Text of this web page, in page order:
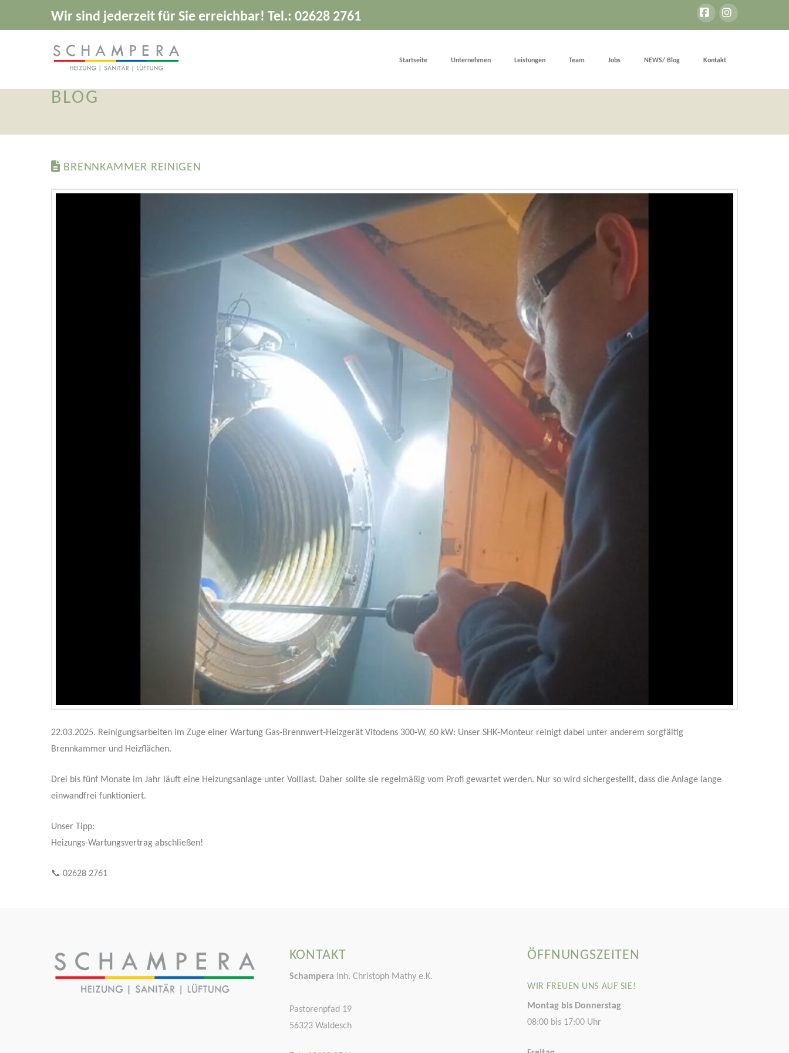
Wir sind jederzeit für Sie erreichbar! Tel.: 02628 2761
FacebookInstagram
Startseite Unternehmen Leistungen Team Jobs NEWS/ Blog Kontakt
BLOG
BRENNKAMMER REINIGEN
22.03.2025. Reinigungsarbeiten im Zuge einer Wartung Gas-Brennwert-Heizgerät Vitodens 300-W, 60 kW: Unser SHK-Monteur reinigt dabei unter anderem sorgfältig
Brennkammer und Heizflächen.
Drei bis fünf Monate im Jahr läuft eine Heizungsanlage unter Volllast. Daher sollte sie regelmäßig vom Profi gewartet werden. Nur so wird sichergestellt, dass die Anlage lange
einwandfrei funktioniert.
Unser Tipp:
Heizungs-Wartungsvertrag abschließen!
📞 02628 2761
KONTAKT
Schampera Inh. Christoph Mathy e.K.
Pastorenpfad 19
56323 Waldesch
ÖFFNUNGSZEITEN
WIR FREUEN UNS AUF SIE!
Montag bis Donnerstag
08:00 bis 17:00 Uhr